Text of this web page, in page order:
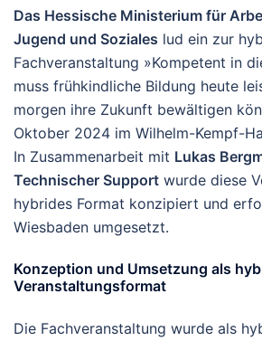
Das Hessische Ministerium für
Jugend und Soziales lud ein zur
Fachveranstaltung »Kompetent in
muss frühkindliche Bildung heute
morgen ihre Zukunft bewältigen
Oktober 2024 im Wilhelm-Kempf-
In Zusammenarbeit mit Lukas
Technischer Support wurde diese
hybrides Format konzipiert und
Wiesbaden umgesetzt.
Konzeption und Umsetzung als
Veranstaltungsformat
Die Fachveranstaltung wurde als